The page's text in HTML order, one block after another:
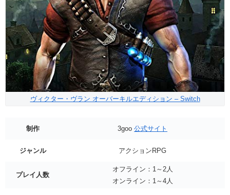
ヴィクター・ヴラン オーバーキルエディション – Switch
制作 3goo 公式サイト
ジャンル アクションRPG
プレイ人数
オフライン：1～2人
オンライン：1～4人